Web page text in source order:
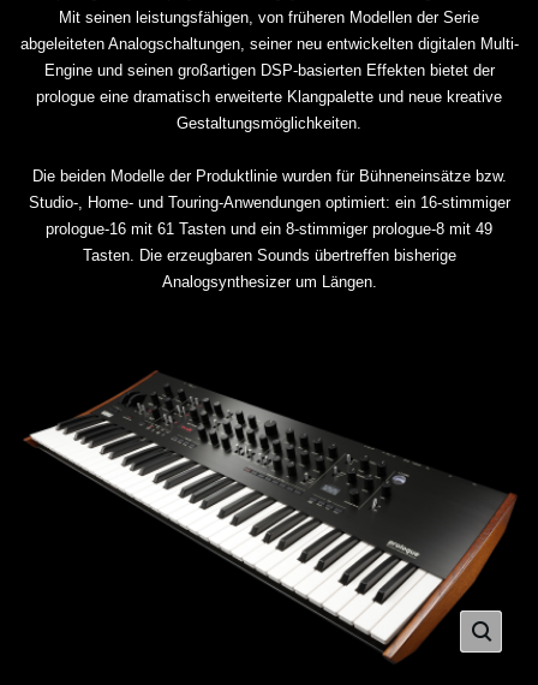
Mit seinen leistungsfähigen, von früheren Modellen der Serie
abgeleiteten Analogschaltungen, seiner neu entwickelten digitalen Multi-
Engine und seinen großartigen DSP-basierten Effekten bietet der
prologue eine dramatisch erweiterte Klangpalette und neue kreative
Gestaltungsmöglichkeiten.
Die beiden Modelle der Produktlinie wurden für Bühneneinsätze bzw.
Studio-, Home- und Touring-Anwendungen optimiert: ein 16-stimmiger
prologue-16 mit 61 Tasten und ein 8-stimmiger prologue-8 mit 49
Tasten. Die erzeugbaren Sounds übertreffen bisherige
Analogsynthesizer um Längen.